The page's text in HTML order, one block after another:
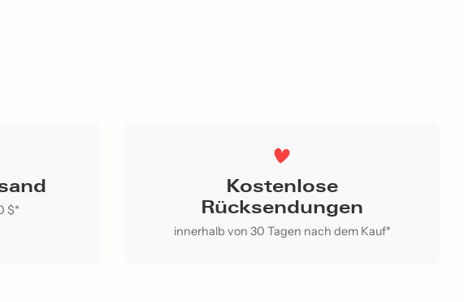
$*
Kostenlose
Rücksendungen
innerhalb von 30 Tagen nach dem Kauf*